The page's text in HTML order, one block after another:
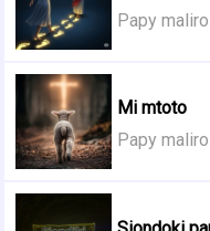
Papy maliro
Mi mtoto
Papy maliro